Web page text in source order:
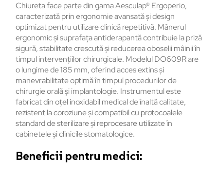
Chiureta face parte din gama Aesculap® Ergoperio,
caracterizată prin ergonomie avansată și design
optimizat pentru utilizare clinică repetitivă. Mânerul
ergonomic și suprafața antiderapantă contribuie la priză
sigură, stabilitate crescută și reducerea oboselii mâinii în
timpul intervențiilor chirurgicale. Modelul DO609R are
o lungime de 185 mm, oferind acces extins și
manevrabilitate optimă în timpul procedurilor de
chirurgie orală și implantologie. Instrumentul este
fabricat din oțel inoxidabil medical de înaltă calitate,
rezistent la coroziune și compatibil cu protocoalele
standard de sterilizare și reprocesare utilizate în
cabinetele și clinicile stomatologice.
Beneficii pentru medici: